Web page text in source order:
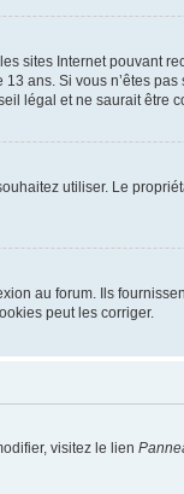
sites Internet pouvant
ans. Si vous n’êtes
légal et ne saurait
utiliser. Le
au forum. Ils
peut les corriger.
visitez le lien